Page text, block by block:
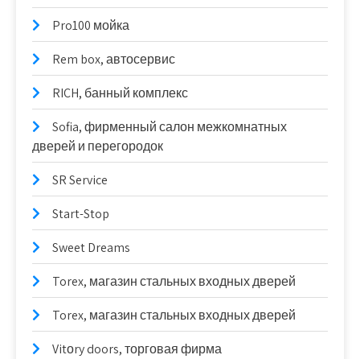
Pro100 мойка
Rem box, автосервис
RICH, банный комплекс
Sofia, фирменный салон межкомнатных
дверей и перегородок
SR Service
Start-Stop
Sweet Dreams
Torex, магазин стальных входных дверей
Torex, магазин стальных входных дверей
Vitоry doors, торговая фирма